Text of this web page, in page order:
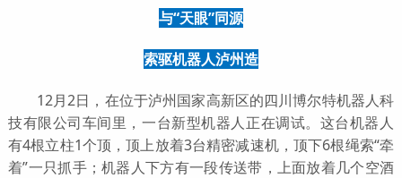
与“天眼”同源
索驱机器人泸州造
12月2日，在位于泸州国家高新区的四川博尔特机器人科
技有限公司车间里，一台新型机器人正在调试。这台机器人
有4根立柱1个顶，顶上放着3台精密减速机，顶下6根绳索“牵
着”一只抓手；机器人下方有一段传送带，上面放着几个空酒